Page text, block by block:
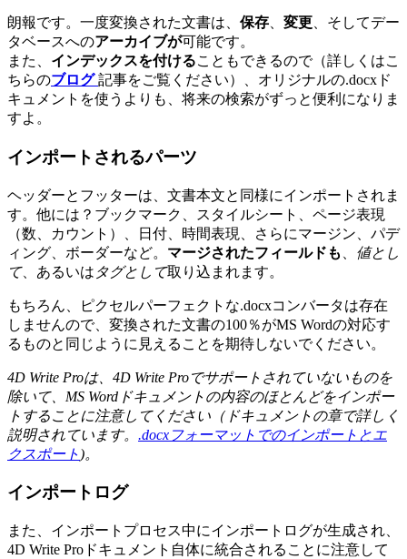
朗報です。一度変換された文書は、 保存 変更 、そしてデー
タベースへのアーカイブが可能です。
また、 インデックスを付けることもできるので（詳しくはこ
ちらのブログ記事をご覧ください）、オリジナルの.docxド
キュメントを使うよりも、将来の検索がずっと便利になりま
すよ。
インポートされるパーツ
ヘッダーとフッターは、文書本文と同様にインポートされま
す。他には？ブックマーク、スタイルシート、ページ表現
（数、カウント）、日付、時間表現、さらにマージン、パデ
ィング、ボーダーなど。 マージされたフィールドも
値とし
て、あるいは タグとして取り込まれます。
もちろん、ピクセルパーフェクトな.docxコンバータは存在
しませんので、変換された文書の100％がMS Wordの対応す
るものと同じように見えることを期待しないでください。
4D Write Proは、4D Write Proでサポートされていないものを
除いて、MS Wordドキュメントの内容のほとんどをインポー
トすることに注意してください（ドキュメントの章で詳しく
説明されています。 .docxフォーマットでのインポートとエ
クスポート )。
インポートログ
また、インポートプロセス中にインポートログが生成され、
4D Write Proドキュメント自体に統合されることに注意して